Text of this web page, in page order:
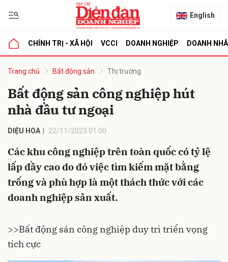
English
CHÍNH TRỊ - XÃ HỘI VCCI DOANH NGHIỆP DOANH
Trang chủ Bất động sản Thị trường
Bất động sản công nghiệp hút
nhà đầu tư ngoại
DIỆU HOA 22/11/2023 01:00
Các khu công nghiệp trên toàn quốc có tỷ lệ
lấp đầy cao do đó việc tìm kiếm mặt bằng
trống và phù hợp là một thách thức với các
doanh nghiệp sản xuất.
>>Bất động sản công nghiệp duy trì triển vọng
tích cực
luận
Hủy